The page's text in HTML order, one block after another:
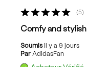
5
Comfy and stylish
Soumisil y a 9 jours
Par AdidasFan